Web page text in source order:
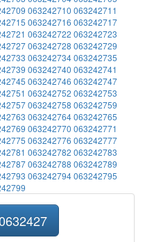
063242710 063242711
063242716 063242717
063242722 063242723
063242728 063242729
063242734063242735
063242740 063242741
063242746 063242747
063242752 063242753
063242758 063242759
063242764063242765
063242770 063242771
063242776 063242777
063242782 063242783
063242788 063242789
063242794063242795